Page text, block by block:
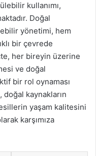
kullanımı,
Doğal
yönetimi, hem
bir çevrede
her bireyin üzerine
ve doğal
bir rol oynaması
doğal kaynakların
yaşam kalitesini
karşımıza